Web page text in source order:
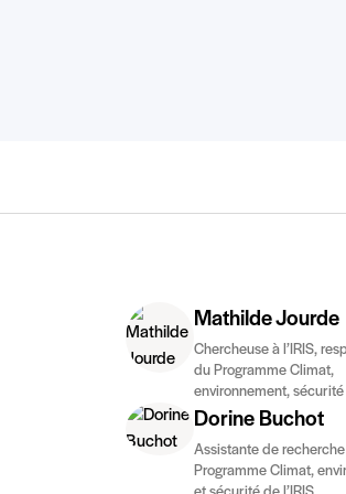
Mathilde Jourde
Chercheuse à l’IRIS,
du Programme Climat,
environnement, sécurité
Dorine Buchot
Assistante de
Programme Climat,